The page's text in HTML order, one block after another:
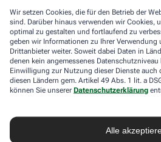
Wir setzen Cookies, die für den Betrieb der
sind. Darüber hinaus verwenden wir Cookies,
optimal zu gestalten und fortlaufend zu
geben wir Informationen zu Ihrer Verwendung
Drittanbieter weiter. Soweit dabei Daten in
denen kein angemessenes
Einwilligung zur Nutzung dieser Dienste auch
diesen Ländern gem. Artikel 49 Abs. 1 lit. a
können Sie unserer Datenschutzerklärung
Alle